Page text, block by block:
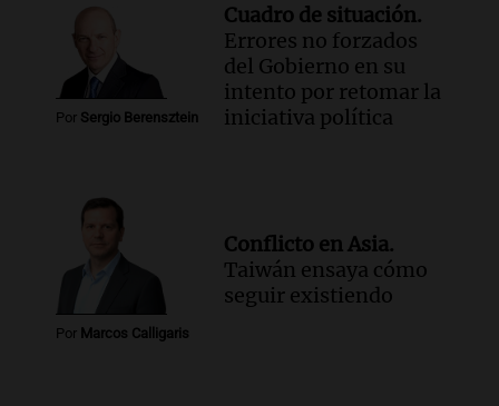
Por Sergio Berensztein
Cuadro de situación.
Errores no forzados
del Gobierno en su
intento por retomar la
iniciativa política
Por Marcos Calligaris
Conflicto en Asia.
Taiwán ensaya cómo
seguir existiendo